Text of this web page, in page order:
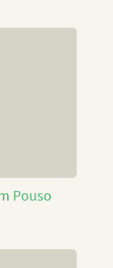
Pouso